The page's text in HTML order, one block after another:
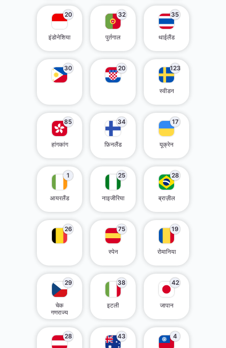
20
इंडोनेशिया
32
पुर्तगाल
35
थाईलैंड
30 20 123
स्वीडन
85
हांगकांग
34
फ़िनलैंड
17
यूक्रेन
1
आयरलैंड
25
नाइजीरिया
28
ब्राज़ील
26 75
स्पेन
19
रोमानिया
29
चेक
गणराज्य
38
इटली
42
जापान
28 43 4